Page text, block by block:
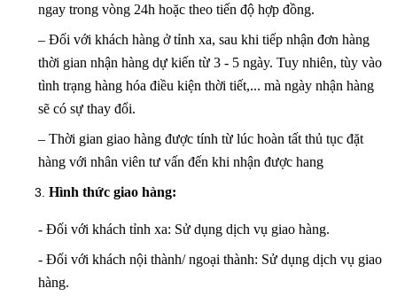
ngay trong vòng 24h hoặc theo tiến độ hợp đồng.
– Đối với khách hàng ở tỉnh xa, sau khi tiếp nhận đơn hàng
thời gian nhận hàng dự kiến từ 3 - 5 ngày. Tuy nhiên, tùy vào
tình trạng hàng hóa điều kiện thời tiết,... mà ngày nhận hàng
sẽ có sự thay đổi.
– Thời gian giao hàng được tính từ lúc hoàn tất thủ tục đặt
hàng với nhân viên tư vấn đến khi nhận được hang
Hình thức giao hàng:
- Đối với khách tỉnh xa: Sử dụng dịch vụ giao hàng.
- Đối với khách nội thành/ ngoại thành: Sử dụng dịch vụ giao
hàng.